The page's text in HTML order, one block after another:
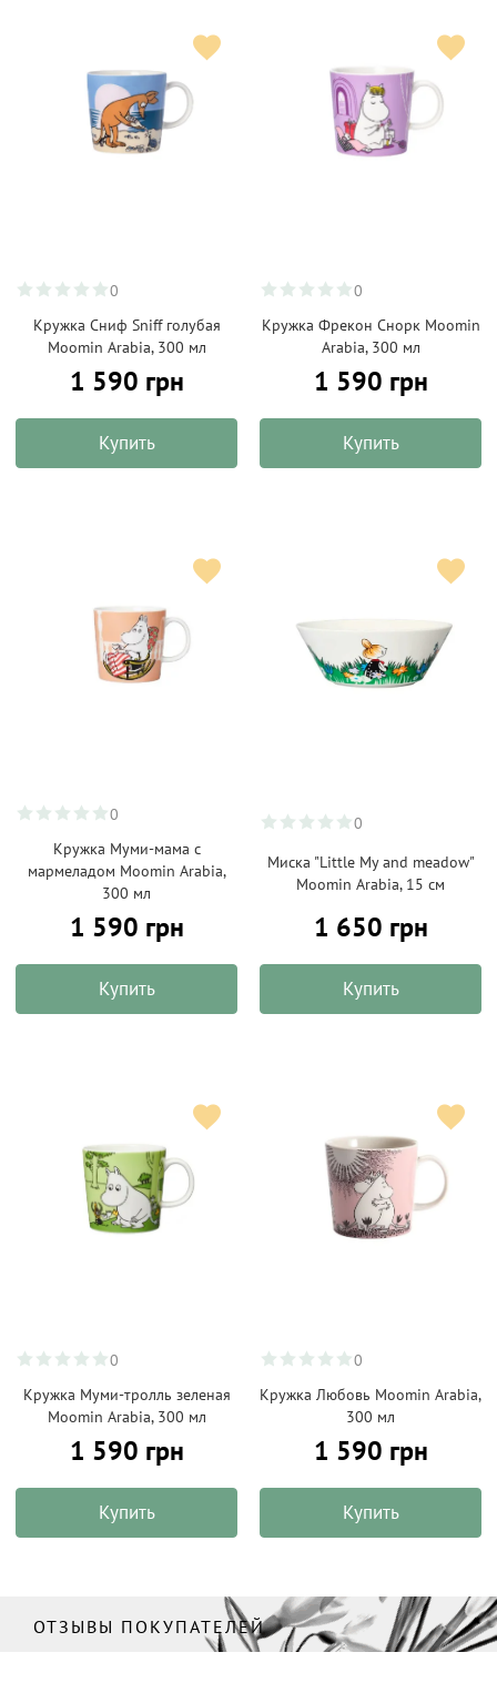
0
Кружка Сниф Sniff голубая
Moomin Arabia, 300 мл
1 590 грн
Купить
0
Кружка Фрекон Снорк Moomin
Arabia, 300 мл
1 590 грн
Купить
0
Кружка Муми-мама с
мармеладом Moomin Arabia,
300 мл
1 590 грн
Купить
0
Миска "Little My and meadow"
Moomin Arabia, 15 см
1 650 грн
Купить
0
Кружка Муми-тролль зеленая
Moomin Arabia, 300 мл
1 590 грн
Купить
0
Кружка Любовь Moomin Arabia,
300 мл
1 590 грн
Купить
ОТЗЫВЫ ПОКУПАТЕЛЕЙ